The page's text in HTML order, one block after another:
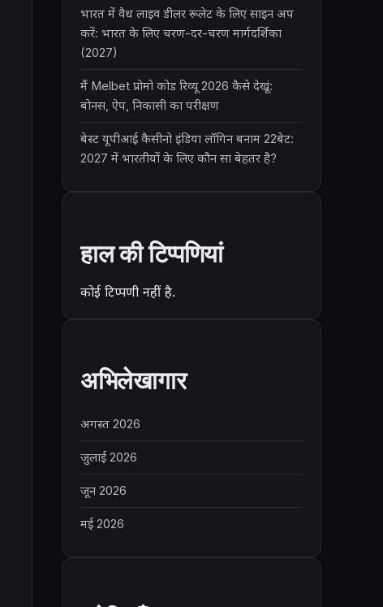
भारत में वैध लाइव डीलर रूलेट के लिए साइन अप
करें: भारत के लिए चरण-दर-चरण मार्गदर्शिका
(2027)
मैं Melbet प्रोमो कोड रिव्यू 2026 कैसे देखूं:
बोनस, ऐप, निकासी का परीक्षण
बेस्ट यूपीआई कैसीनो इंडिया लॉगिन बनाम 22बेट:
2027 में भारतीयों के लिए कौन सा बेहतर है?
हाल की टिप्पणियां
कोई टिप्पणी नहीं है.
अभिलेखागार
अगस्त 2026
जुलाई 2026
जून 2026
मई 2026